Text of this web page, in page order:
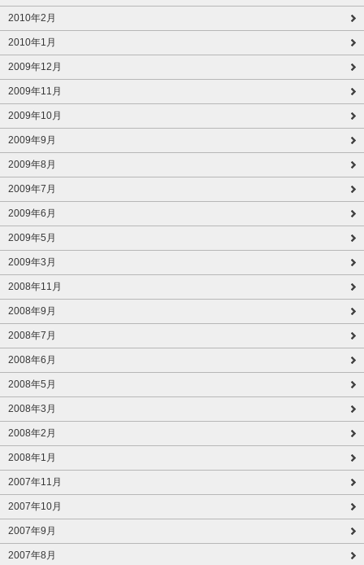
2010年2月
2010年1月
2009年12月
2009年11月
2009年10月
2009年9月
2009年8月
2009年7月
2009年6月
2009年5月
2009年3月
2008年11月
2008年9月
2008年7月
2008年6月
2008年5月
2008年3月
2008年2月
2008年1月
2007年11月
2007年10月
2007年9月
2007年8月